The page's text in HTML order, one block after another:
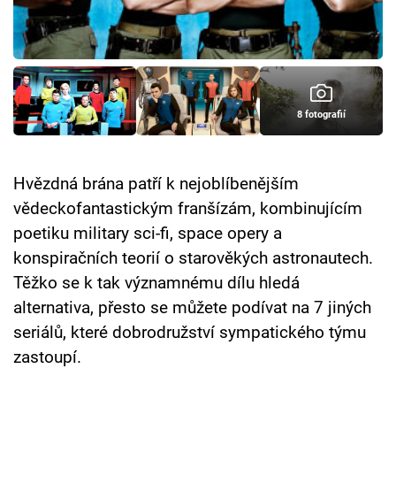
Cool Esport
Pořady
TV Program
Sledujte nás
8 fotografií
Hvězdná brána patří k nejoblíbenějším
vědeckofantastickým franšízám, kombinujícím
poetiku military sci-fi, space opery a
konspiračních teorií o starověkých astronautech.
Těžko se k tak významnému dílu hledá
alternativa, přesto se můžete podívat na 7 jiných
seriálů, které dobrodružství sympatického týmu
zastoupí.